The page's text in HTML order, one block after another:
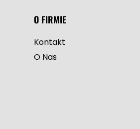
O FIRMIE
Kontakt
O Nas